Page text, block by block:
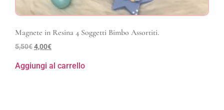
Magnete in Resina 4 Soggetti Bimbo Assortiti.
5,50€4,00€
Aggiungi al carrello